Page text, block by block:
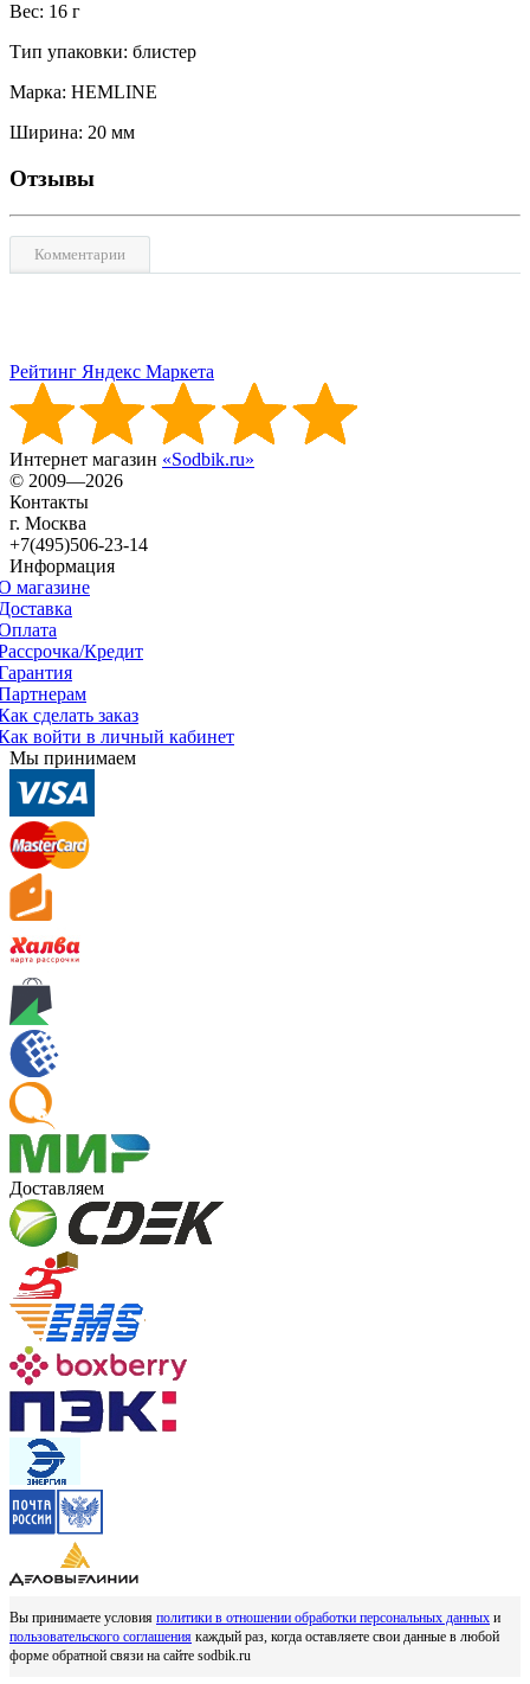
Вес: 16 г
Тип упаковки: блистер
Марка: HEMLINE
Ширина: 20 мм
Отзывы
Комментарии
Рейтинг Яндекс Маркета
Интернет магазин «Sodbik.ru»
© 2009—2026
Контакты
г. Москва
+7(495)506-23-14
Информация
магазине
Кредит
сделать заказ
войти в личный кабинет
Мы принимаем
Доставляем
Вы принимаете условия политики в отношении обработки персональных данных и
пользовательского соглашения каждый раз, когда оставляете свои данные в любой
форме обратной связи на сайте sodbik.ru